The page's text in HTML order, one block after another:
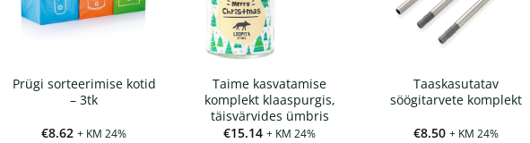
Prügi sorteerimise kotid
– 3tk
€8.62 + KM 24%
Taime kasvatamise
komplekt klaaspurgis,
täisvärvides ümbris
€15.14 + KM 24%
Taaskasutatav
söögitarvete komplekt
€8.50 + KM 24%